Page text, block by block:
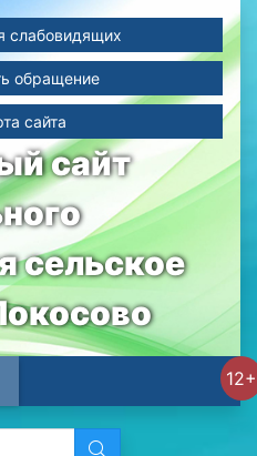
сайт
сельское
слабовидящих
обращение
сайта
12+